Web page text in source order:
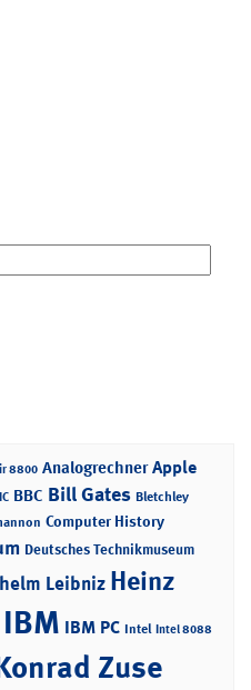
8800 Analogrechner Apple
BBC Bill Gates Bletchley
Computer History
Deutsches Technikmuseum
Leibniz Heinz
IBM IBM PC Intel Intel 8088
Zuse